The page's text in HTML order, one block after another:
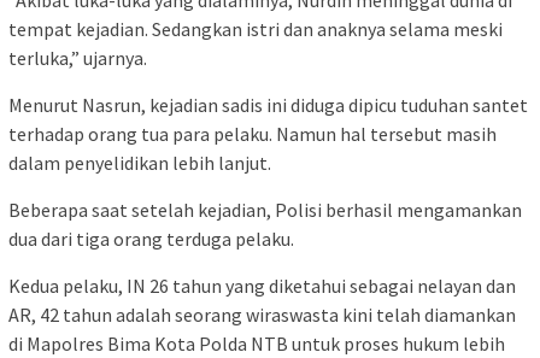
tempat kejadian. Sedangkan istri dan anaknya selama meski
terluka,” ujarnya.
Menurut Nasrun, kejadian sadis ini diduga dipicu tuduhan santet
terhadap orang tua para pelaku. Namun hal tersebut masih
dalam penyelidikan lebih lanjut.
Beberapa saat setelah kejadian, Polisi berhasil mengamankan
dua dari tiga orang terduga pelaku.
Kedua pelaku, IN 26 tahun yang diketahui sebagai nelayan dan
AR, 42 tahun adalah seorang wiraswasta kini telah diamankan
di Mapolres Bima Kota Polda NTB untuk proses hukum lebih